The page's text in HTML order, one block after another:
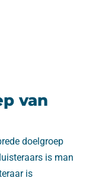
van
doelgroep
is man
is